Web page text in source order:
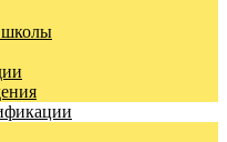
школы